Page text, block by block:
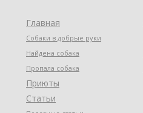
Главная
Собаки в добрые руки
Найдена собака
Пропала собака
Приюты
Статьи